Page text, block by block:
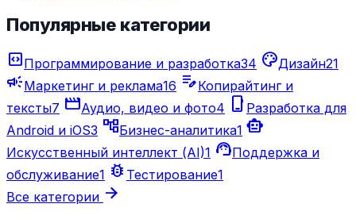
Популярные категории
code_blocksПрограммирование и разработка34 paletteДизайн21
campaignМаркетинг и реклама16 edit_noteКопирайтинг и
тексты7 movie_creationАудио, видео и фото4 phone_iphone Разработка для
Android и iOS3 account_treeБизнес-аналитика1 smart_toy
Искусственный интеллект (AI)1 support_agentПоддержка и
обслуживание1 bug_report Тестирование1
Все категории arrow_forward